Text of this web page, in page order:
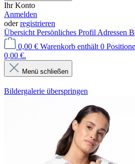
Ihr Konto
Anmelden
oderregistrieren
Übersicht Persönliches Profil Adressen
0,00 € Warenkorb enthält 0
0,00 €.
Menü schließen
Bildergalerie überspringen